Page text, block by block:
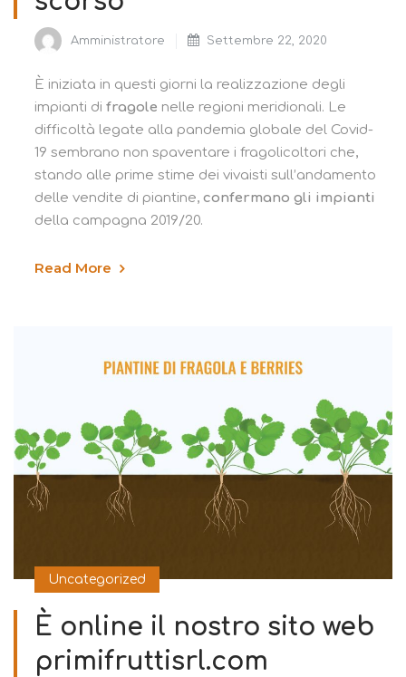
Amministratore Settembre 22, 2020
È iniziata in questi giorni la realizzazione degli
impianti di fragole nelle regioni meridionali. Le
difficoltà legate alla pandemia globale del Covid-
19 sembrano non spaventare i fragolicoltori che,
stando alle prime stime dei vivaisti sull’andamento
delle vendite di piantine, confermano gli impianti
della campagna 2019/20.
Read More
Uncategorized
È online il nostro sito web
primifruttisrl.com